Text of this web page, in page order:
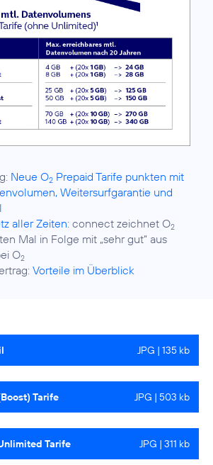
Neue O2 Prepaid Tarife punkten mit
Weitersurfgarantie und
aller Zeiten: connect zeichnet O2
Mal in Folge mit „sehr gut“ aus
O2
Vorteile im Überblick
JPG | 135 kb
Tarife JPG | 503 kb
Tarife JPG | 311 kb